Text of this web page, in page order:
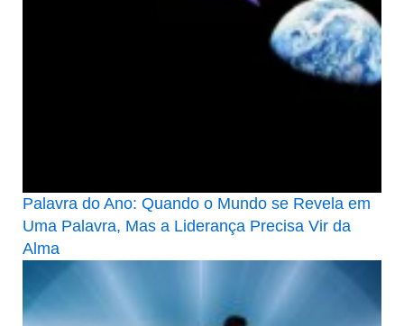
Palavra do Ano: Quando o Mundo se Revela em
Uma Palavra, Mas a Liderança Precisa Vir da
Alma